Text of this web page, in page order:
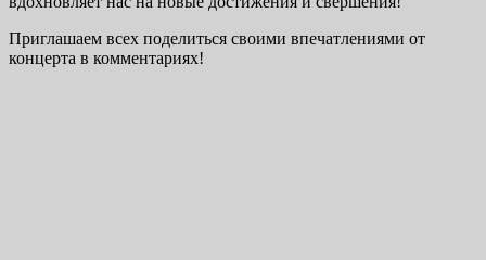
Приглашаем всех поделиться своими впечатлениями от
концерта в комментариях!